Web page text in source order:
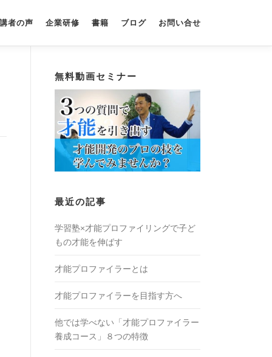
者の声 企業研修 書籍 ブログ お問い合せ
無料動画セミナー
最近の記事
学習塾×才能プロファイリングで子ど
もの才能を伸ばす
才能プロファイラーとは
才能プロファイラーを目指す方へ
他では学べない「才能プロファイラー
養成コース」８つの特徴